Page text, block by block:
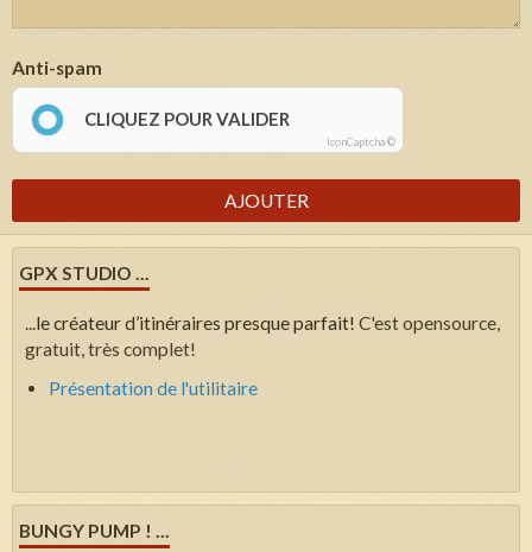
Anti-spam
CLIQUEZ POUR VALIDER
IconCaptcha ©
AJOUTER
GPX STUDIO ...
...le créateur d’itinéraires presque parfait! C'est opensource,
gratuit, très complet!
Présentation de l'utilitaire
BUNGY PUMP ! ...